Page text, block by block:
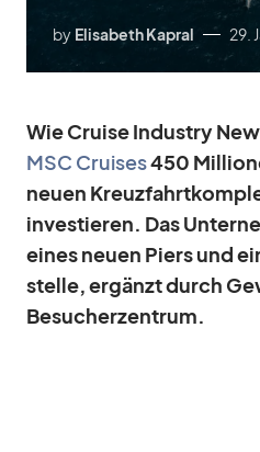
by Elisabeth Kapral 29.
Wie Cruise In­dus­try
MSC Crui­ses450
neuen
in­ves­tie­ren. Das
ei­nes neuen Piers und
stelle, er­gänzt durch
Be­su­cher­zen­trum.